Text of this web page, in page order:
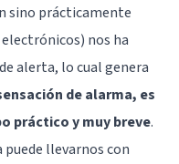
sino prácticamente
nos ha
alerta, lo cual genera
de alarma, es
práctico y muy breve.
puede llevarnos con